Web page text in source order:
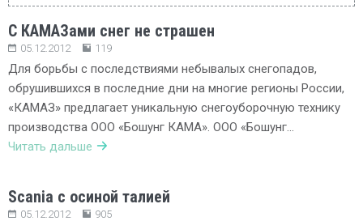
С КАМАЗами снег не страшен
05.12.2012 119
Для борьбы с последствиями небывалых снегопадов,
обрушившихся в последние дни на многие регионы России,
«КАМАЗ» предлагает уникальную снегоуборочную технику
производства ООО «Бошунг КАМА». ООО «Бошунг…
Читать дальше
Scania c осиной талией
05.12.2012 905